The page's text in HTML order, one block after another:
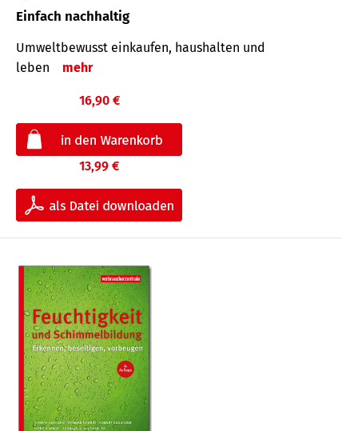
Einfach nachhaltig
Umweltbewusst einkaufen, haushalten und
leben
mehr
16,90 €
13,99 €